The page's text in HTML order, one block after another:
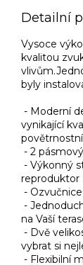
Detailní
Vysoce
kvalitou
byly
- Moderní
vynikající
- 2
- Výkonný
reproduktor
-
-
na Vaší
- Dvě
vybrat si
- Flexibilní